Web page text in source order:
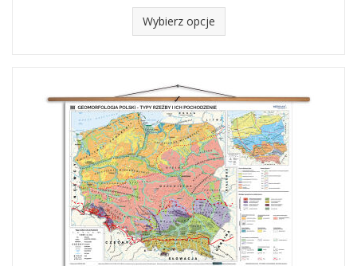
Wybierz opcje